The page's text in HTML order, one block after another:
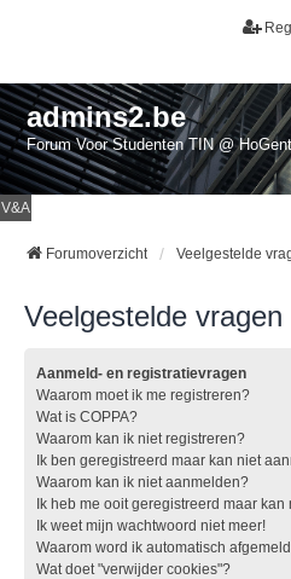
admins2.be
Forum Voor Studenten TIN @
V&A
Forumoverzicht Veelgestelde
Veelgestelde vragen
Aanmeld- en registratievragen
Waarom moet ik me registreren?
Wat is COPPA?
Waarom kan ik niet registreren?
Ik ben geregistreerd maar kan niet
Waarom kan ik niet aanmelden?
Ik heb me ooit geregistreerd maar
Ik weet mijn wachtwoord niet meer!
Waarom word ik automatisch
Wat doet "verwijder cookies"?